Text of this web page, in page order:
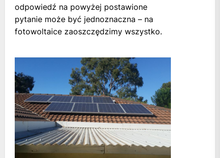
odpowiedź na powyżej postawione
pytanie może być jednoznaczna – na
fotowoltaice zaoszczędzimy wszystko.